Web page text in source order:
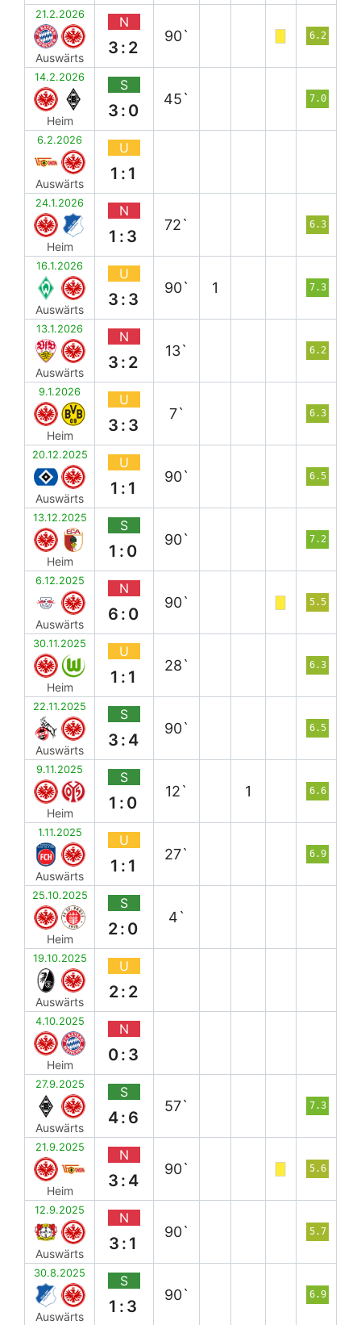
21.2.2026
Auswärts
N
3:2
90` 6.2
14.2.2026
Heim
S
3:0
45` 7.0
6.2.2026
Auswärts
U
1:1
24.1.2026
Heim
N
1:3
72` 6.3
16.1.2026
Auswärts
U
3:3
90` 1 7.3
13.1.2026
Auswärts
N
3:2
13` 6.2
9.1.2026
Heim
U
3:3
7` 6.3
20.12.2025
Auswärts
U
1:1
90` 6.5
13.12.2025
Heim
S
1:0
90` 7.2
6.12.2025
Auswärts
N
6:0
90` 5.5
30.11.2025
Heim
U
1:1
28` 6.3
22.11.2025
Auswärts
S
3:4
90` 6.5
9.11.2025
Heim
S
1:0
12` 1 6.6
1.11.2025
Auswärts
U
1:1
27` 6.9
25.10.2025
Heim
S
2:0
4`
19.10.2025
Auswärts
U
2:2
4.10.2025
Heim
N
0:3
27.9.2025
Auswärts
S
4:6
57` 7.3
21.9.2025
Heim
N
3:4
90` 5.6
12.9.2025
Auswärts
N
3:1
90` 5.7
30.8.2025
Auswärts
S
1:3
90` 6.9